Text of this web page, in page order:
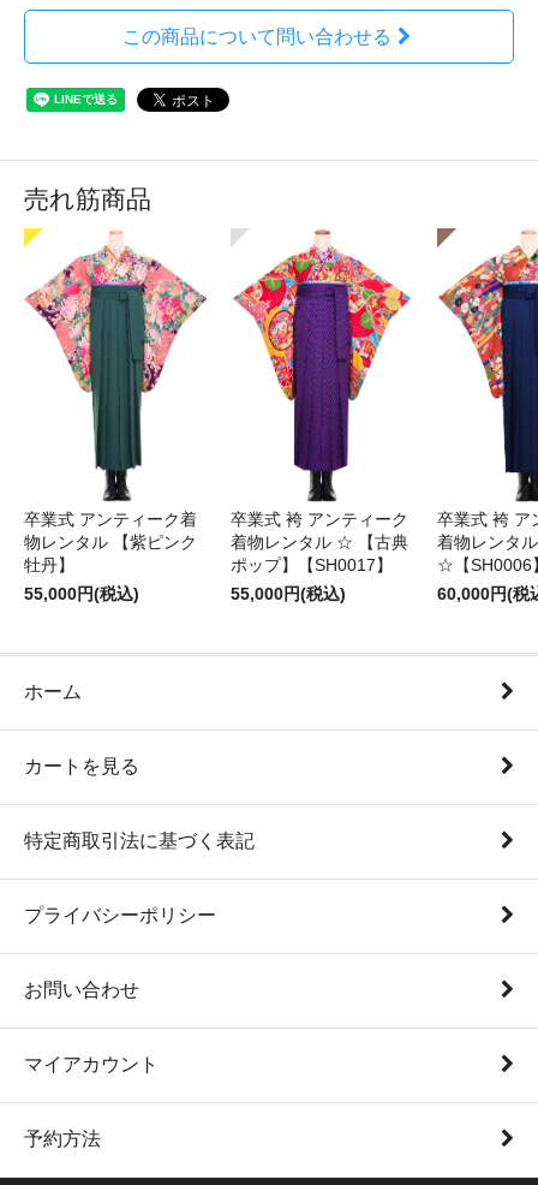
この商品について問い合わせる
売れ筋商品
卒業式 アンティーク着
物レンタル 【紫ピンク
牡丹】
55,000円(税込)
卒業式 袴 アンティーク
着物レンタル ☆ 【古典
ポップ】【SH0017】
55,000円(税込)
卒業式 袴 ア
着物レンタル
☆【SH0006
60,000円(税
ホーム
カートを見る
特定商取引法に基づく表記
プライバシーポリシー
お問い合わせ
マイアカウント
予約方法